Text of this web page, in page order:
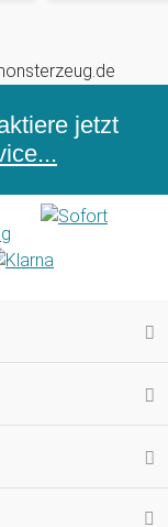
jetzt